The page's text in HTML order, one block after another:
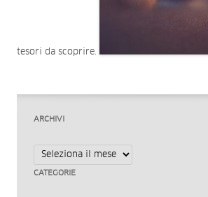
tesori da scoprire.
ARCHIVI
Archivi
CATEGORIE